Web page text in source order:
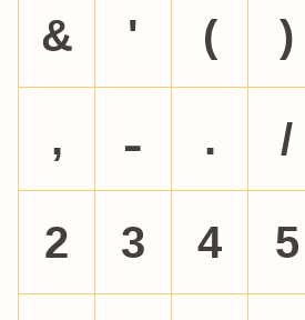
& ' ( )
, - . /
2 3 4 5